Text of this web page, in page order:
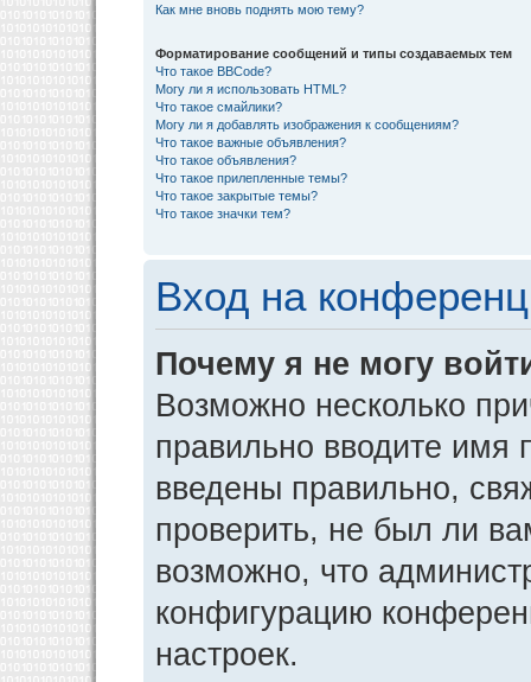
Как мне вновь поднять мою тему?
Форматирование сообщений и типы создаваемых тем
Что такое BBCode?
Могу ли я использовать HTML?
Что такое смайлики?
Могу ли я добавлять изображения к сообщениям?
Что такое важные объявления?
Что такое объявления?
Что такое прилепленные темы?
Что такое закрытые темы?
Что такое значки тем?
Вход на
Почему я не могу
Возможно несколько
правильно вводите имя
введены правильно,
проверить, не был ли
возможно, что
конфигурацию
настроек.